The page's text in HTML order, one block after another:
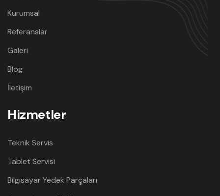
Kurumsal
Referanslar
Galeri
Blog
İletişim
Hizmetler
Teknik Servis
Tablet Servisi
Bilgisayar Yedek Parçaları